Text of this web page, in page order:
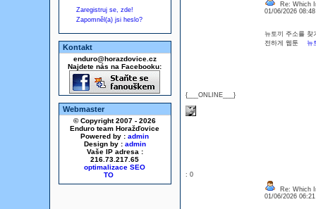
Zaregistruj se, zde!
Zapomněl(a) jsi heslo?
Kontakt
enduro@horazdovice.cz
Najdete nás na Facebooku:
Webmaster
© Copyright 2007 - 2026
Enduro team Horažďovice
Powered by : admin
Design by : admin
Vaše IP adresa :
216.73.217.65
optimalizace SEO
{___ONLINE___}
Re: Which
01/06/2026
뉴토끼 주소를 찾
전하게 웹툰 뉴
: 0
Re: Which
01/06/2026